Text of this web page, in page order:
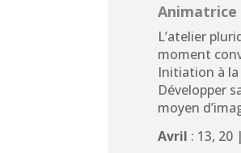
Animatrice
L’atelier
moment
Initiation à
Développer
moyen
Avril : 13, 20 |